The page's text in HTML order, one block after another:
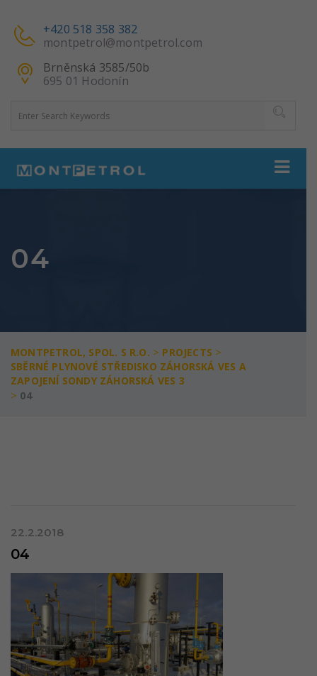
+420 518 358 382
montpetrol@montpetrol.com
Brněnská 3585/50b
695 01 Hodonín
04
MONTPETROL, SPOL. S R.O. > PROJECTS >
SBĚRNÉ PLYNOVÉ STŘEDISKO ZÁHORSKÁ VES A
ZAPOJENÍ SONDY ZÁHORSKÁ VES 3
> 04
22.2.2018
04